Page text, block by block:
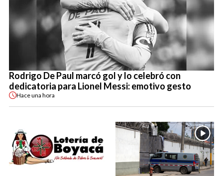
Rodrigo De Paul marcó gol y lo celebró con
dedicatoria para Lionel Messi: emotivo gesto
Haceuna hora